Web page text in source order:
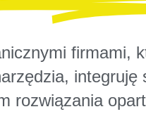
firmami,
rozwiązania